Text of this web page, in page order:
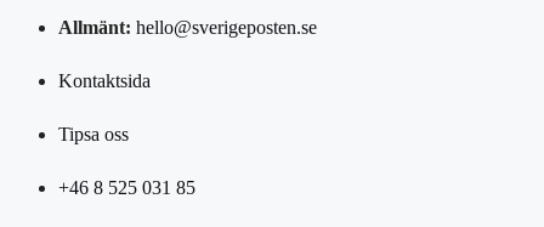
Allmänt: hello@sverigeposten.se
Kontaktsida
Tipsa oss
+46 8 525 031 85